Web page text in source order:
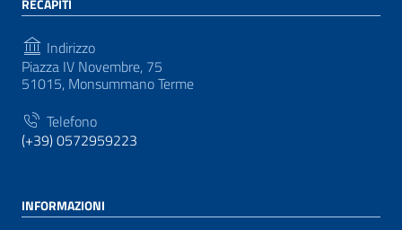
RECAPITI
Indirizzo
Piazza IV Novembre, 75
51015, Monsummano Terme
Telefono
(+39) 0572959223
INFORMAZIONI